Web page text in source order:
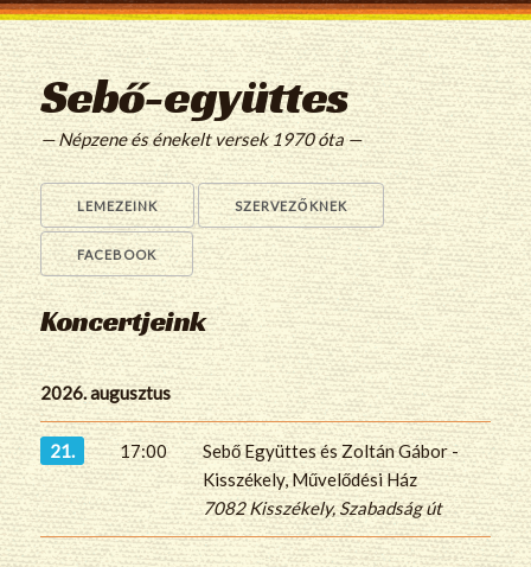
Sebő-együttes
— Népzene és énekelt versek 1970 óta —
LEMEZEINK SZERVEZŐKNEK
FACEBOOK
Koncertjeink
2026. augusztus
21. 17:00
Sebő Együttes és Zoltán Gábor -
Kisszékely, Művelődési Ház
7082 Kisszékely, Szabadság út